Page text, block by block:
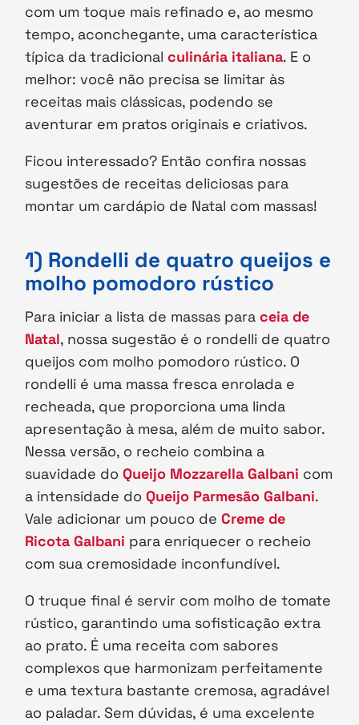
com um toque mais refinado e, ao mesmo
tempo, aconchegante, uma característica
típica da tradicionalculinária italiana. E o
melhor: você não precisa se limitar às
receitas mais clássicas, podendo se
aventurar em pratos originais e criativos.
Ficou interessado? Então confira nossas
sugestões de receitas deliciosas para
montar um cardápio de Natal com massas!
1) Rondelli de quatro queijos e
molho pomodoro rústico
Para iniciar a lista de massas paraceia de
Natal, nossa sugestão é o rondelli de quatro
queijos com molho pomodoro rústico. O
rondelli é uma massa fresca enrolada e
recheada, que proporciona uma linda
apresentação à mesa, além de muito sabor.
Nessa versão, o recheio combina a
suavidade do Queijo Mozzarella Galbani com
a intensidade do Queijo Parmesão Galbani.
Vale adicionar um pouco de Creme de
Ricota Galbani para enriquecer o recheio
com sua cremosidade inconfundível.
O truque final é servir com molho de tomate
rústico, garantindo uma sofisticação extra
ao prato. É uma receita com sabores
complexos que harmonizam perfeitamente
e uma textura bastante cremosa, agradável
ao paladar. Sem dúvidas, é uma excelente